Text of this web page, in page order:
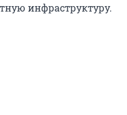
инфраструктуру.